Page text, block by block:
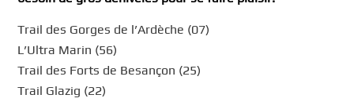
Trail des Gorges de l’Ardèche (07)
L’Ultra Marin (56)
Trail des Forts de Besançon (25)
Trail Glazig (22)